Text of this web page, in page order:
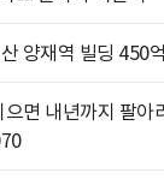
양재역 빌딩 450
으면 내년까지 팔